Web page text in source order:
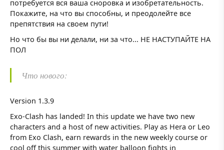
потребуется вся ваша сноровка и изобретательность.
Покажите, на что вы способны, и преодолейте все
препятствия на своем пути!
Но что бы вы ни делали, ни за что... НЕ НАСТУПАЙТЕ НА
ПОЛ
Что нового:
Version 1.3.9
Exo-Clash has landed! In this update we have two new
characters and a host of new activities. Play as Hera or Leo
from Exo Clash, earn rewards in the new weekly course or
cool off this summer with water balloon fights in